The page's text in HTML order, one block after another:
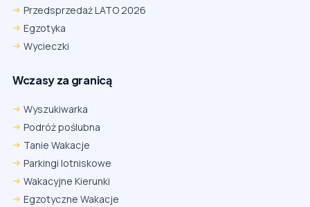
Przedsprzedaż LATO 2026
Egzotyka
Wycieczki
Wczasy za granicą
Wyszukiwarka
Podróż poślubna
Tanie Wakacje
Parkingi lotniskowe
Wakacyjne Kierunki
Egzotyczne Wakacje